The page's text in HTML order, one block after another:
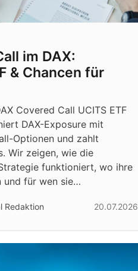
im DAX:
& Chancen für
Covered Call UCITS ETF
DAX-Exposure mit
Optionen und zahlt
Wir zeigen, wie die
funktioniert, wo ihre
und für wen sie…
Redaktion 20.07.2026